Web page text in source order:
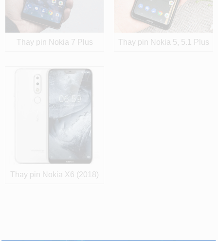
Thay pin Nokia 7 Plus Thay pin Nokia 5, 5.1 Plus
Thay pin Nokia X6 (2018)